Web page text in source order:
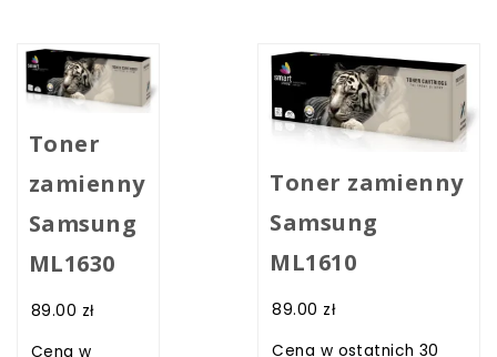
Toner
zamienny
Samsung
ML1630
89.00 zł
Cena w
Toner zamienny
Samsung
ML1610
89.00 zł
Cena w ostatnich 30